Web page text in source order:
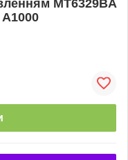
MT6329BA